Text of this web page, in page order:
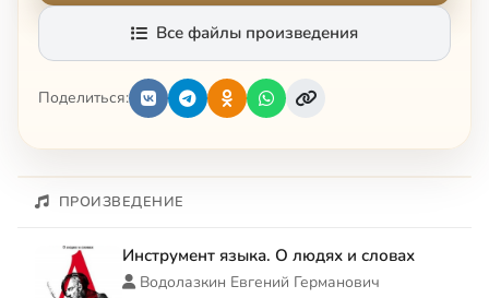
Все файлы произведения
Поделиться:
ПРОИЗВЕДЕНИЕ
Инструмент языка. О людях и словах
Водолазкин Евгений Германович